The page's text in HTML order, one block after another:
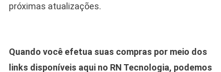
próximas atualizações.
Quando você efetua suas compras por meio dos
links disponíveis aqui no RN Tecnologia, podemos